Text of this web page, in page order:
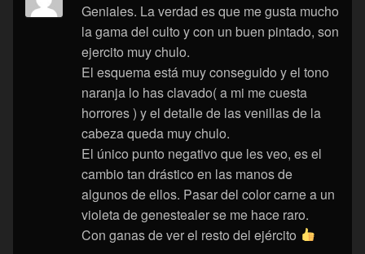
Geniales. La verdad es que me gusta mucho
la gama del culto y con un buen pintado, son
ejercito muy chulo.
El esquema está muy conseguido y el tono
naranja lo has clavado( a mi me cuesta
horrores ) y el detalle de las venillas de la
cabeza queda muy chulo.
El único punto negativo que les veo, es el
cambio tan drástico en las manos de
algunos de ellos. Pasar del color carne a un
violeta de genestealer se me hace raro.
Con ganas de ver el resto del ejército